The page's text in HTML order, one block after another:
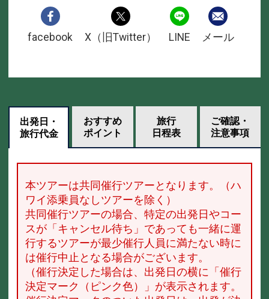
facebook X（旧Twitter） LINE メール
出発日・
旅行代金
おすすめ
ポイント
旅行
日程表
ご確認・
注意事項
本ツアーは共同催行ツアーとなります。（ハ
ワイ添乗員なしツアーを除く）
共同催行ツアーの場合、特定の出発日やコー
スが「キャンセル待ち」であっても一緒に運
行するツアーが最少催行人員に満たない時に
は催行中止となる場合がございます。
（催行決定した場合は、出発日の横に「催行
決定マーク（ピンク色）」が表示されます。